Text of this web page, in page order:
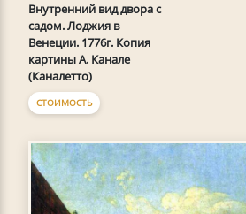
Внутренний вид двора с
садом. Лоджия в
Венеции. 1776г. Копия
картины А. Канале
(Каналетто)
СТОИМОСТЬ